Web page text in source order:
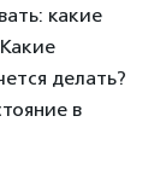
какие
делать?
в